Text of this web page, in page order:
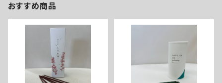
おすすめ商品